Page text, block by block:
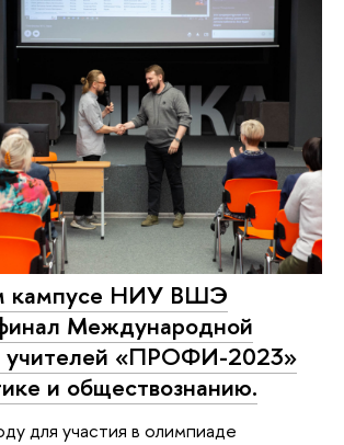
кампусе НИУ ВШЭ
Международной
учителей «ПРОФИ-2023»
и обществознанию.
для участия в олимпиаде